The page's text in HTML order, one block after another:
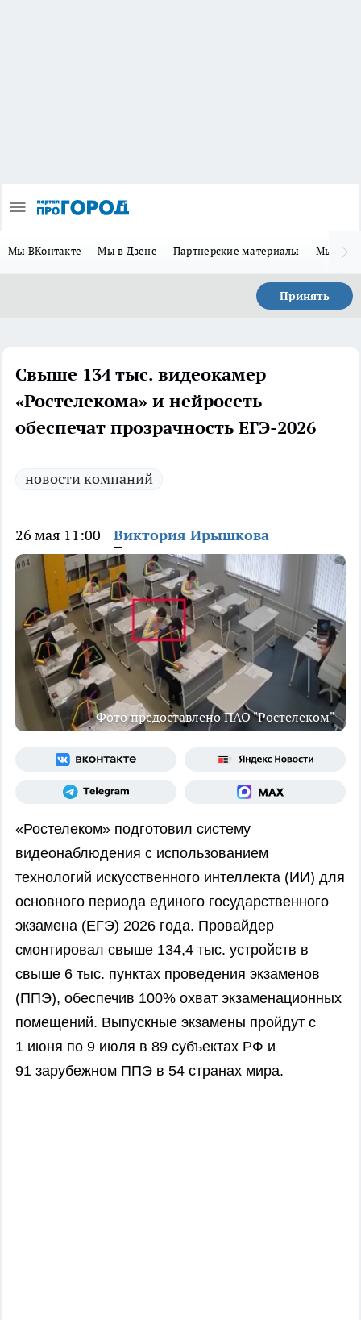
Мы ВКонтакте Мы в Дзене Партнерские материалы Мы в
Принять
Свыше 134 тыс. видеокамер
«Ростелекома» и нейросеть
обеспечат прозрачность ЕГЭ-2026
новости компаний
26 мая 11:00 Виктория Ирышкова
Фото предоставлено ПАО "Ростелеком"
«Ростелеком» подготовил систему
видеонаблюдения с использованием
технологий искусственного интеллекта (ИИ) для
основного периода единого государственного
экзамена (ЕГЭ) 2026 года. Провайдер
смонтировал свыше 134,4 тыс. устройств в
свыше 6 тыс. пунктах проведения экзаменов
(ППЭ), обеспечив 100% охват экзаменационных
помещений. Выпускные экзамены пройдут с
1 июня по 9 июля в 89 субъектах РФ и
91 зарубежном ППЭ в 54 странах мира.